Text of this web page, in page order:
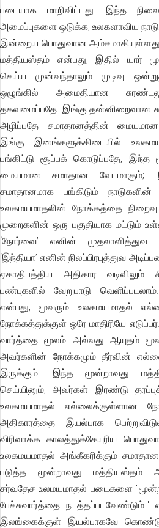
படையாக மாறிவிட்டது. இந்த
அமைப்புகளை ஒடுக்க, உலகளாவிய
இன்றைய பொதுவான
மத்தியஸ்தம் என்பது, இதில் யார்
செய்ய முன்வந்தாலும் முடிவு
ஒழுங்கில் அமைதியான
தகவமைப்பதே. இங்கு தன்னிறைவான
அழிப்பதே சமாதானத்தின்
இங்கு இனங்களுக்கிடையில்
பங்கிட்டு சூப்பக் கொடுப்பதே, இந்த
மையமான சமாதான வேடமாகும்;.
சமாதானமாக பங்கிடும்
உலகமயமாதலின் நோக்கத்தை நிறைவு
முறைகளின் ஒரு பகுதியாக மட்டும்
‘நோர்வை’ எனின் முதலாளித்துவ
‘இந்தியா’ எனின் நிலப்பிரபுத்துவ
ஏகாதிபத்திய அதிகார
பண்புகளில் வேறுபாடு
என்பது, மூவரும் உலகமயமாதல்
நோக்கத்துக்குள் ஒரே மாதிரியே
வார்த்தை மூலம் அல்லது ஆயுதம்
அவர்களின் நோக்கமும் தீர்வின்
இருக்கும். இந்த மூன்றாவது
செய்யினும், அவர்கள் இரண்டு
உலகமயமாதல் எல்லைக்குள்ளான
அதிகாரத்தை இயல்பாக
விரிவாக்க காலத்துக்கேயுரிய
உலகமயமாதல் அங்கீகரிக்கும்
படுத்த மூன்றாவது மத்தியஸ்தம்
சர்வதேச உலமயமாதல் படைகளை
பேச்சுவார்த்தை
இலங்கைக்குள் இயல்பாகவே கொண்டு